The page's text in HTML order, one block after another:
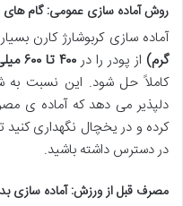
روش آماده سازی عمومی: گام های
آماده سازی کربوشارژ کارن
گرم) از پودر را در۴۰۰ تا ۶۰۰ میلی لیتر آب
کاملاً حل شود. این نسبت به
دلپذیر می دهد که آماده ی
کرده و در یخچال نگهداری
در دسترس داشته باشید.
مصرف قبل از ورزش: آماده سازی